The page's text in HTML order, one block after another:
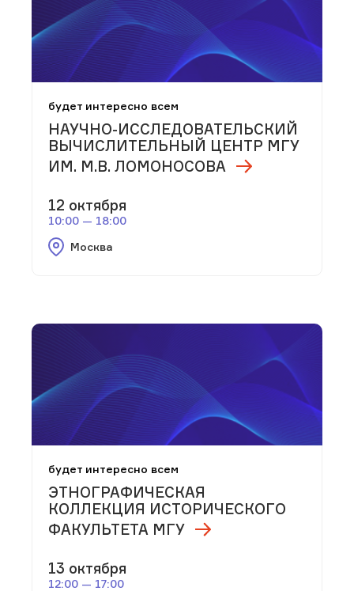
будет интересно всем
НАУЧНО-ИССЛЕДОВАТЕЛЬСКИЙ
ВЫЧИСЛИТЕЛЬНЫЙ ЦЕНТР МГУ
ИМ. М.В. ЛОМОНОСОВА
12 октября
10:00 — 18:00
Москва
будет интересно всем
ЭТНОГРАФИЧЕСКАЯ
КОЛЛЕКЦИЯ ИСТОРИЧЕСКОГО
ФАКУЛЬТЕТА МГУ
13 октября
12:00 — 17:00